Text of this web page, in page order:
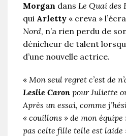
Morgan dans Le Quai des
qui Arletty « creva »
Nord, n’a rien perdu de
dénicheur de talent
d’une nouvelle actrice.
« Mon seul regret c’est de
Leslie Caron pour Juliette
Après un essai, comme
« couillons » de mon équipe
pas celte fille telle est laide